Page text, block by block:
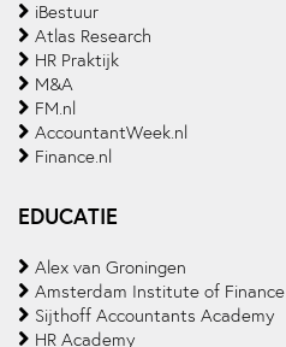
iBestuur
Atlas Research
HR Praktijk
M&A
FM.nl
AccountantWeek.nl
Finance.nl
EDUCATIE
Alex van Groningen
Amsterdam Institute of Finance
Sijthoff Accountants Academy
HR Academy